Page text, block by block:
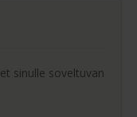
sinulle soveltuvan